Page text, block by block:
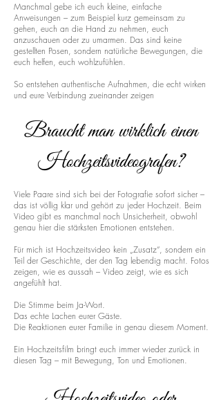
Manchmal gebe ich euch kleine, einfache
Anweisungen – zum Beispiel kurz gemeinsam zu
gehen, euch an die Hand zu nehmen, euch
anzuschauen oder zu umarmen. Das sind keine
gestellten Posen, sondern natürliche Bewegungen, die
euch helfen, euch wohlzufühlen.
So entstehen authentische Aufnahmen, die echt wirken
und eure Verbindung zueinander zeigen
Braucht man wirklich einen
Hochzeitsvideografen?
Viele Paare sind sich bei der Fotografie sofort sicher –
das ist völlig klar und gehört zu jeder Hochzeit. Beim
Video gibt es manchmal noch Unsicherheit, obwohl
genau hier die stärksten Emotionen entstehen.
Für mich ist Hochzeitsvideo kein „Zusatz“, sondern ein
Teil der Geschichte, der den Tag lebendig macht. Fotos
zeigen, wie es aussah – Video zeigt, wie es sich
angefühlt hat.
Die Stimme beim Ja-Wort.
Das echte Lachen eurer Gäste.
Die Reaktionen eurer Familie in genau diesem Moment.
Ein Hochzeitsfilm bringt euch immer wieder zurück in
diesen Tag – mit Bewegung, Ton und Emotionen.